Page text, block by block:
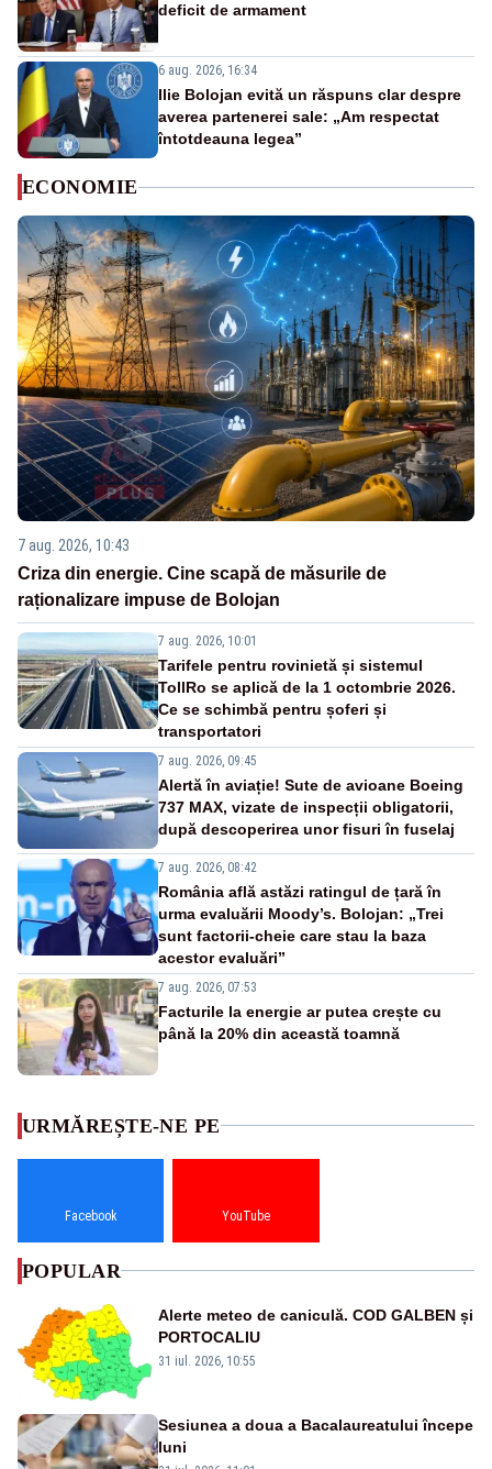
deficit de armament
6 aug. 2026, 16:34
Ilie Bolojan evită un răspuns clar despre
averea partenerei sale: „Am respectat
întotdeauna legea”
ECONOMIE
7 aug. 2026, 10:43
Criza din energie. Cine scapă de măsurile de
raționalizare impuse de Bolojan
7 aug. 2026, 10:01
Tarifele pentru rovinietă și sistemul
TollRo se aplică de la 1 octombrie 2026.
Ce se schimbă pentru șoferi și
transportatori
7 aug. 2026, 09:45
Alertă în aviație! Sute de avioane Boeing
737 MAX, vizate de inspecții obligatorii,
după descoperirea unor fisuri în fuselaj
7 aug. 2026, 08:42
România află astăzi ratingul de țară în
urma evaluării Moody’s. Bolojan: „Trei
sunt factorii-cheie care stau la baza
acestor evaluări”
7 aug. 2026, 07:53
Facturile la energie ar putea crește cu
până la 20% din această toamnă
URMĂREȘTE-NE PE
Facebook YouTube
POPULAR
Alerte meteo de caniculă. COD GALBEN și
PORTOCALIU
31 iul. 2026, 10:55
Sesiunea a doua a Bacalaureatului începe
luni